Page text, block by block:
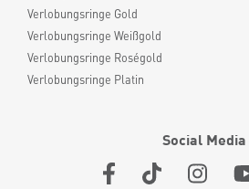
Verlobungsringe Gold
Verlobungsringe Weißgold
Verlobungsringe Roségold
Verlobungsringe Platin
Social Media